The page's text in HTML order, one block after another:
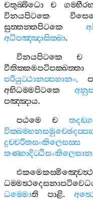
චතුබ‍්බිධො
ච
විනයපිටකෙ
සුත‍්තන‍්තපිටකෙ
අධිපඤ‍්ඤාසික‍්ඛා.
විනයපිටකෙ
ච
වීතික‍්කමපටිපක‍්ඛත‍්තා
පරියුට‍්ඨානප‍්පහානං,
අභිධම‍්මපිටකෙ
පඤ‍්ඤාය.
පඨමෙ
ච
දුච‍්චරිතසංකිලෙසස‍්ස
එකමෙකස‍්මිඤ‍්චෙත්‍ථ
ධම‍්මොති පාළි.